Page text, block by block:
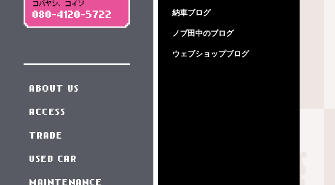
納車ブログ
ノブ田中のブログ
ウェブショップブログ
コバヤシ、コイソ
080-4120-5722
ABOUT US
ACCESS
TRADE
USED CAR
MAINTENANCE